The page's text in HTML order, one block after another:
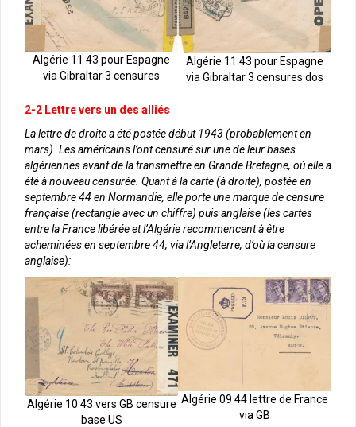
Algérie 11 43 pour Espagne
via Gibraltar 3 censures
Algérie 11 43 pour Espagne
via Gibraltar 3 censures dos
2-2 Lettre vers un des alliés
La lettre de droite a été postée début 1943 (probablement en
mars). Les américains l’ont censuré sur une de leur bases
algériennes avant de la transmettre en Grande Bretagne, où elle a
été à nouveau censurée. Quant à la carte (à droite), postée en
septembre 44 en Normandie, elle porte une marque de censure
française (rectangle avec un chiffre) puis anglaise (les cartes
entre la France libérée et l’Algérie recommencent à être
acheminées en septembre 44, via l’Angleterre, d’où la censure
anglaise):
Algérie 10 43 vers GB censure
base US
Algérie 09 44 lettre de France
via GB